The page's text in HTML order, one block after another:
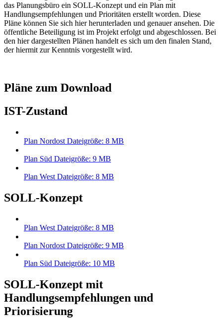
das Planungsbüro ein SOLL-Konzept und ein Plan mit
Handlungsempfehlungen und Prioritäten erstellt worden. Diese
Pläne können Sie sich hier herunterladen und genauer ansehen. Die
öffentliche Beteiligung ist im Projekt erfolgt und abgeschlossen. Bei
den hier dargestellten Plänen handelt es sich um den finalen Stand,
der hiermit zur Kenntnis vorgestellt wird.
Pläne zum Download
IST-Zustand
Plan Nordost Dateigröße: 8 MB
Plan Süd Dateigröße: 9 MB
Plan West Dateigröße: 8 MB
SOLL-Konzept
Plan West Dateigröße: 8 MB
Plan Nordost Dateigröße: 9 MB
Plan Süd Dateigröße: 10 MB
SOLL-Konzept mit
Handlungsempfehlungen und
Priorisierung